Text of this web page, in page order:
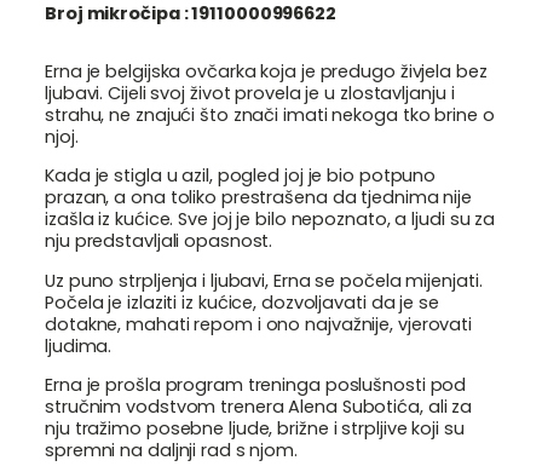
Broj mikročipa :19110000996622
Erna je belgijska ovčarka koja je predugo živjela bez
ljubavi. Cijeli svoj život provela je u zlostavljanju i
strahu, ne znajući što znači imati nekoga tko brine o
njoj.
Kada je stigla u azil, pogled joj je bio potpuno
prazan, a ona toliko prestrašena da tjednima nije
izašla iz kućice. Sve joj je bilo nepoznato, a ljudi su za
nju predstavljali opasnost.
Uz puno strpljenja i ljubavi, Erna se počela mijenjati.
Počela je izlaziti iz kućice, dozvoljavati da je se
dotakne, mahati repom i ono najvažnije, vjerovati
ljudima.
Erna je prošla program treninga poslušnosti pod
stručnim vodstvom trenera Alena Subotića, ali za
nju tražimo posebne ljude, brižne i strpljive koji su
spremni na daljnji rad s njom.